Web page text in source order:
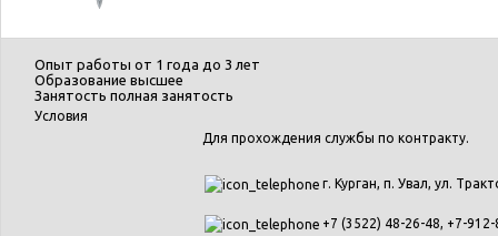
Опыт работы от 1 года до 3 лет
Образование высшее
Занятость полная занятость
Условия
Для прохождения службы по контракту.
г. Курган, п. Увал, ул.
+7 (3522) 48-26-48, +7-